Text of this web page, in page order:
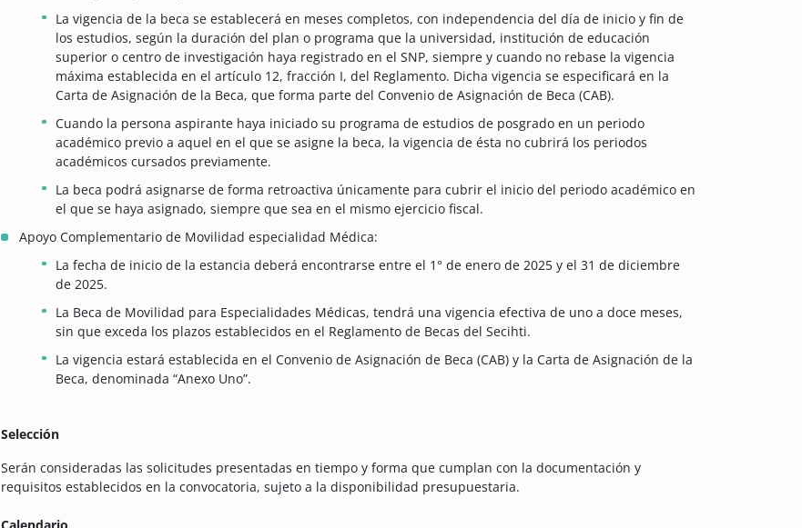
La vigencia de la beca se establecerá en meses completos, con independencia del día de inicio y fin de
los estudios, según la duración del plan o programa que la universidad, institución de educación
superior o centro de investigación haya registrado en el SNP, siempre y cuando no rebase la vigencia
máxima establecida en el artículo 12, fracción I, del Reglamento. Dicha vigencia se especificará en la
Carta de Asignación de la Beca, que forma parte del Convenio de Asignación de Beca (CAB).
Cuando la persona aspirante haya iniciado su programa de estudios de posgrado en un periodo
académico previo a aquel en el que se asigne la beca, la vigencia de ésta no cubrirá los periodos
académicos cursados previamente.
La beca podrá asignarse de forma retroactiva únicamente para cubrir el inicio del periodo académico en
el que se haya asignado, siempre que sea en el mismo ejercicio fiscal.
Apoyo Complementario de Movilidad especialidad Médica:
La fecha de inicio de la estancia deberá encontrarse entre el 1° de enero de 2025 y el 31 de diciembre
de 2025.
La Beca de Movilidad para Especialidades Médicas, tendrá una vigencia efectiva de uno a doce meses,
sin que exceda los plazos establecidos en el Reglamento de Becas del Secihti.
La vigencia estará establecida en el Convenio de Asignación de Beca (CAB) y la Carta de Asignación de la
Beca, denominada “Anexo Uno”.
Selección
Serán consideradas las solicitudes presentadas en tiempo y forma que cumplan con la documentación y
requisitos establecidos en la convocatoria, sujeto a la disponibilidad presupuestaria.
Calendario